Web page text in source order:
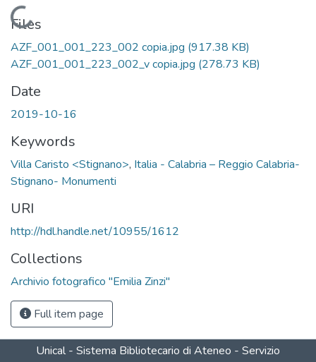
Loading...
Files
AZF_001_001_223_002 copia.jpg (917.38 KB)
AZF_001_001_223_002_v copia.jpg (278.73 KB)
Date
2019-10-16
Keywords
Villa Caristo <Stignano>, Italia - Calabria – Reggio Calabria-
Stignano- Monumenti
URI
http://hdl.handle.net/10955/1612
Collections
Archivio fotografico "Emilia Zinzi"
Full item page
Unical - Sistema Bibliotecario di Ateneo - Servizio